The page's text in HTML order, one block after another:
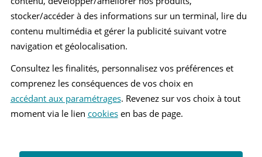
Vous recherchez une
stocker/accéder à des informations sur un terminal, lire du
contenu multimédia et gérer la publicité suivant votre
navigation et géolocalisation.
Consultez les finalités, personnalisez vos préférences et
comprenez les conséquences de vos choix en
accédant aux paramétrages. Revenez sur vos choix à tout
moment via le lien cookiesen bas de page.